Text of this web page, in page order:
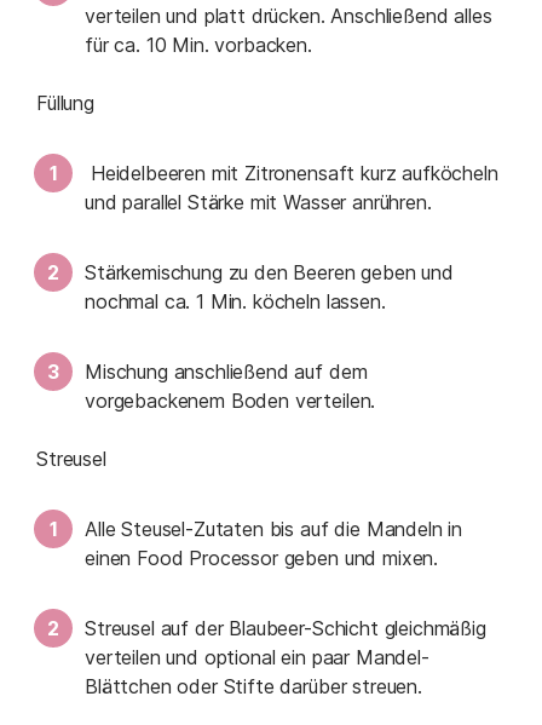
verteilen und platt drücken. Anschließend alles
für ca. 10 Min. vorbacken.
Füllung
Heidelbeeren mit Zitronensaft kurz aufköcheln
und parallel Stärke mit Wasser anrühren.
Stärkemischung zu den Beeren geben und
nochmal ca. 1 Min. köcheln lassen.
Mischung anschließend auf dem
vorgebackenem Boden verteilen.
Streusel
Alle Steusel-Zutaten bis auf die Mandeln in
einen Food Processor geben und mixen.
Streusel auf der Blaubeer-Schicht gleichmäßig
verteilen und optional ein paar Mandel-
Blättchen oder Stifte darüber streuen.